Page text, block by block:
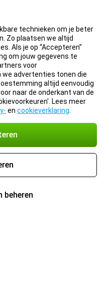
technieken om je beter
Zo plaatsen we altijd
Als je op “Accepteren”
om jouw gegevens te
voor
we advertenties tonen die
altijd eenvoudig
naar de onderkant van de
Lees meer
en cookieverklaring
beheren